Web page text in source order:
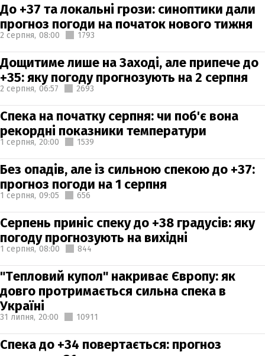
До +37 та локальні грози: синоптики дали
прогноз погоди на початок нового тижня
2 серпня, 08:00 1793
Дощитиме лише на Заході, але припече до
+35: яку погоду прогнозують на 2 серпня
2 серпня, 06:57 2693
Спека на початку серпня: чи поб'є вона
рекордні показники температури
1 серпня, 20:00 1539
Без опадів, але із сильною спекою до +37:
прогноз погоди на 1 серпня
1 серпня, 09:05 656
Серпень приніс спеку до +38 градусів: яку
погоду прогнозують на вихідні
1 серпня, 08:00 844
"Тепловий купол" накриває Європу: як
довго протримається сильна спека в
Україні
31 липня, 20:00 10911
Спека до +34 повертається: прогноз